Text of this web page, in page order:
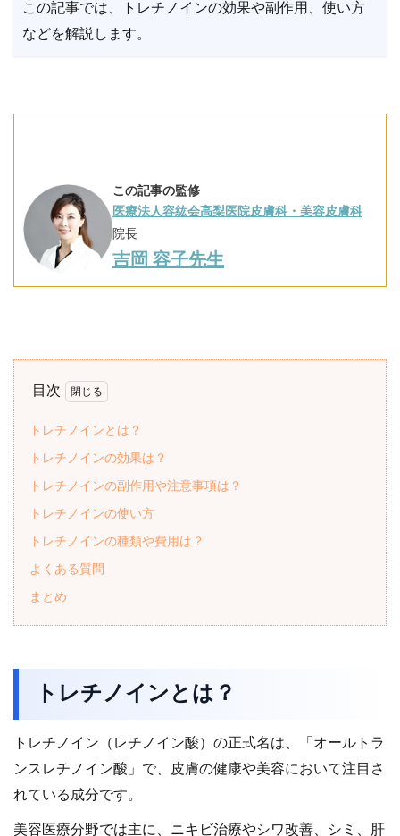
この記事では、トレチノインの効果や副作用、使い方
などを解説します。
この記事の監修
医療法人容紘会高梨医院皮膚科・美容皮膚科
院長
吉岡 容子先生
目次
トレチノインとは？
トレチノインの効果は？
トレチノインの副作用や注意事項は？
トレチノインの使い方
トレチノインの種類や費用は？
よくある質問
まとめ
トレチノインとは？
トレチノイン（レチノイン酸）の正式名は、「オールトラ
ンスレチノイン酸」で、皮膚の健康や美容において注目さ
れている成分です。
美容医療分野では主に、ニキビ治療やシワ改善、シミ、肝